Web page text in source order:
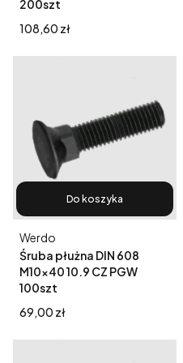
200szt
Cena
108,60 zł
Do koszyka
Śruba płużna DIN 608
M10x40 10.9 CZ PGW
100szt
Producent
Werdo
Cena
69,00 zł